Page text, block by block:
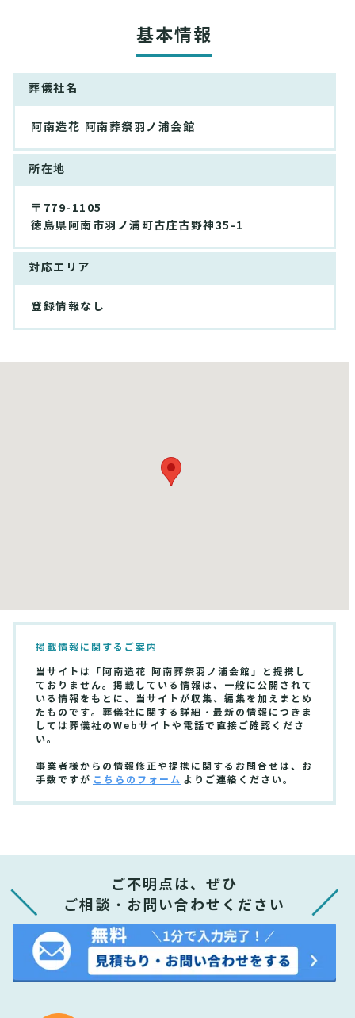
基本情報
葬儀社名
阿南造花 阿南葬祭羽ノ浦会館
所在地
〒779-1105
徳島県阿南市羽ノ浦町古庄古野神35-1
対応エリア
登録情報なし
掲載情報に関するご案内
当サイトは「阿南造花 阿南葬祭羽ノ浦会館」と提携し
ておりません。掲載している情報は、一般に公開されて
いる情報をもとに、当サイトが収集、編集を加えまとめ
たものです。葬儀社に関する詳細・最新の情報につきま
しては葬儀社のWebサイトや電話で直接ご確認くださ
い。
事業者様からの情報修正や提携に関するお問合せは、お
手数ですが こちらのフォーム よりご連絡ください。
ご不明点は、ぜひ
ご相談・お問い合わせください